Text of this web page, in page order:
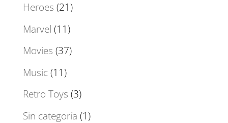
Heroes (21)
Marvel (11)
Movies (37)
Music(11)
Retro Toys (3)
Sin categoría (1)